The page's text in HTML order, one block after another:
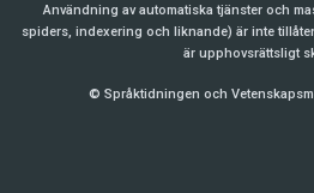
Användning av automatiska tjänster och
spiders, indexering och liknande) är inte
är upphovsrättsligt
© Språktidningen och